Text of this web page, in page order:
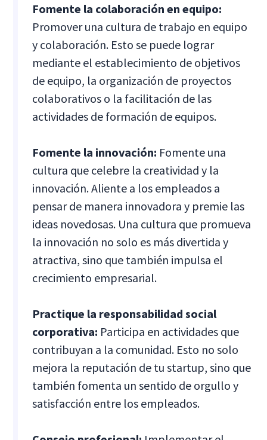
Fomente la colaboración en equipo:
Promover una cultura de trabajo en equipo
y colaboración. Esto se puede lograr
mediante el establecimiento de objetivos
de equipo, la organización de proyectos
colaborativos o la facilitación de las
actividades de formación de equipos.
Fomente la innovación: Fomente una
cultura que celebre la creatividad y la
innovación. Aliente a los empleados a
pensar de manera innovadora y premie las
ideas novedosas. Una cultura que promueva
la innovación no solo es más divertida y
atractiva, sino que también impulsa el
crecimiento empresarial.
Practique la responsabilidad social
corporativa: Participa en actividades que
contribuyan a la comunidad. Esto no solo
mejora la reputación de tu startup, sino que
también fomenta un sentido de orgullo y
satisfacción entre los empleados.